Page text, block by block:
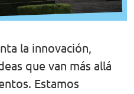
la innovación,
que van más allá
Estamos